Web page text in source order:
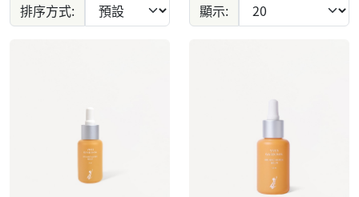
排序方式: 顯示: